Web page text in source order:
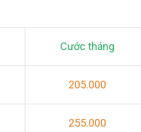
Cước tháng
205.000
255.000